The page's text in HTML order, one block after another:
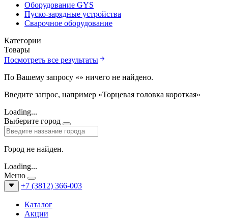
Оборудование GYS
Пуско-зарядные устройства
Сварочное оборудование
Категории
Товары
Посмотреть все результаты
По Вашему запросу «» ничего не найдено.
Введите запрос, например «Торцевая головка короткая»
Loading...
Выберите город
Город не найден.
Loading...
Меню
+7 (3812) 366-003
Каталог
Акции